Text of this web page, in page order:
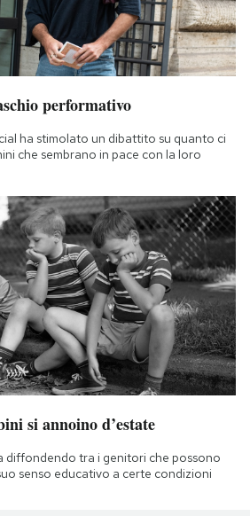
performativo
ha stimolato un dibattito su quanto ci
che sembrano in pace con la loro
si annoino d’estate
diffondendo tra i genitori che possono
senso educativo a certe condizioni